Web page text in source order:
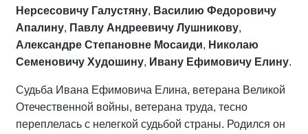
Нерсесовичу Галустяну, Василию Федоровичу
Апалину, Павлу Андреевичу Лушникову,
Александре Степановне Мосаиди, Николаю
Семеновичу Худошину, Ивану Ефимовичу Елину.
Судьба Ивана Ефимовича Елина, ветерана Великой
Отечественной войны, ветерана труда, тесно
переплелась с нелегкой судьбой страны. Родился он